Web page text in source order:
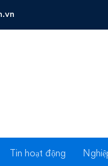
Tin hoạt động
công chức Tổng cục
công